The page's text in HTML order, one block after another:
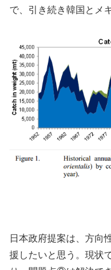
で、引き続き韓国とメ
日本政府提案は、方向
援したいと思う。現状